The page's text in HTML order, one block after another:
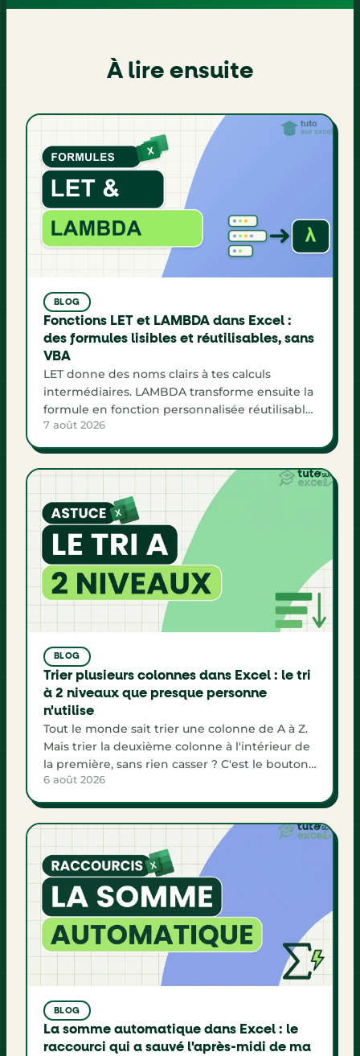
À lire ensuite
BLOG
Fonctions LET et LAMBDA dans Excel :
des formules lisibles et réutilisables, sans
VBA
LET donne des noms clairs à tes calculs
intermédiaires. LAMBDA transforme ensuite la
formule en fonction personnalisée réutilisable,
sans VBA. Voici la méthode complète avec un
exemple de commission.
7 août 2026
BLOG
Trier plusieurs colonnes dans Excel : le tri
à 2 niveaux que presque personne
n'utilise
Tout le monde sait trier une colonne de A à Z.
Mais trier la deuxième colonne à l'intérieur de
la première, sans rien casser ? C'est le bouton
Ajouter un niveau de la fenêtre Trier, et il
change la lisibilité de tous tes tableaux.
6 août 2026
BLOG
La somme automatique dans Excel : le
raccourci qui a sauvé l'après-midi de ma